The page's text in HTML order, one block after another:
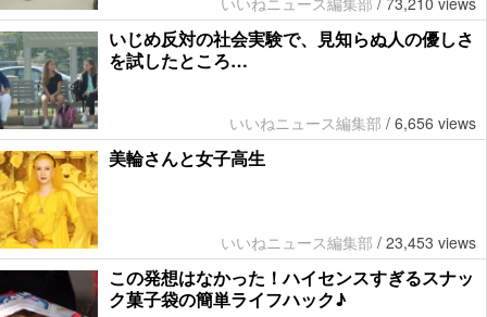
いじめ反対の社会実験で、見知らぬ人の優しさ
を試したところ…
いいねニュース編集部 / 6,656 views
美輪さんと女子高生
いいねニュース編集部 / 23,453 views
この発想はなかった！ハイセンスすぎるスナッ
ク菓子袋の簡単ライフハック♪